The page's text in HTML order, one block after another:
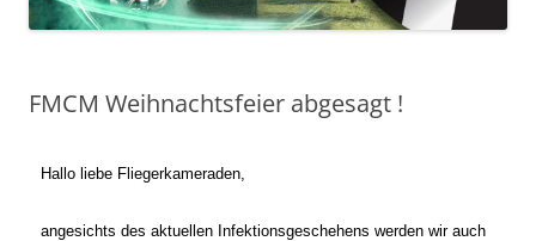
FMCM Weihnachtsfeier abgesagt !
Hallo liebe Fliegerkameraden,
angesichts des aktuellen Infektionsgeschehens werden wir auch